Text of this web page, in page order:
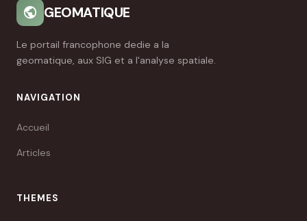
GEOMATIQUE
Le portail francophone dedie a la
geomatique, aux SIG et a l'analyse spatiale.
NAVIGATION
Accueil
Articles
THEMES